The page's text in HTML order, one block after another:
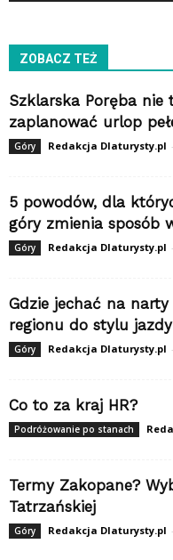
ZOBACZ TEŻ
Szklarska Poręba
zaplanować urlop
Góry Redakcja Dlaturysty.pl -
5 powodów, dla
góry zmienia sposób
Góry Redakcja Dlaturysty.pl -
Gdzie jechać na
regionu do stylu
Góry Redakcja Dlaturysty.pl -
Co to za kraj HR?
Podróżowanie po stanach
Termy Zakopane?
Tatrzańskiej
Góry Redakcja Dlaturysty.pl -